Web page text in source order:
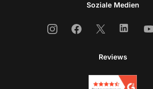
Soziale Medien
InstagramFacebook
X
Reviews